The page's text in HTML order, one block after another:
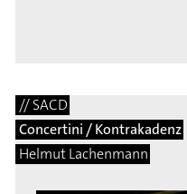
// SACD
Concertini / Kontrakadenz
Helmut Lachenmann